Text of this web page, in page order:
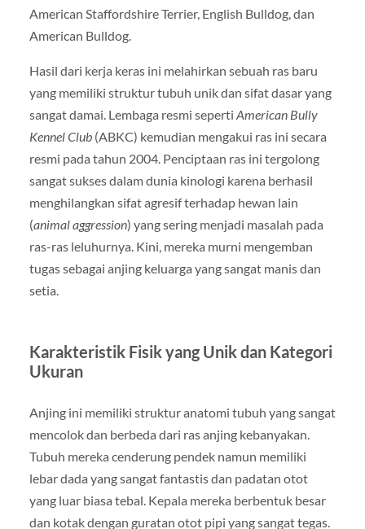
American Staffordshire Terrier, English Bulldog, dan
American Bulldog.
Hasil dari kerja keras ini melahirkan sebuah ras baru
yang memiliki struktur tubuh unik dan sifat dasar yang
sangat damai. Lembaga resmi seperti American Bully
Kennel Club(ABKC) kemudian mengakui ras ini secara
resmi pada tahun 2004. Penciptaan ras ini tergolong
sangat sukses dalam dunia kinologi karena berhasil
menghilangkan sifat agresif terhadap hewan lain
(animal aggression) yang sering menjadi masalah pada
ras-ras leluhurnya. Kini, mereka murni mengemban
tugas sebagai anjing keluarga yang sangat manis dan
setia.
Karakteristik Fisik yang Unik dan Kategori
Ukuran
Anjing ini memiliki struktur anatomi tubuh yang sangat
mencolok dan berbeda dari ras anjing kebanyakan.
Tubuh mereka cenderung pendek namun memiliki
lebar dada yang sangat fantastis dan padatan otot
yang luar biasa tebal. Kepala mereka berbentuk besar
dan kotak dengan guratan otot pipi yang sangat tegas.